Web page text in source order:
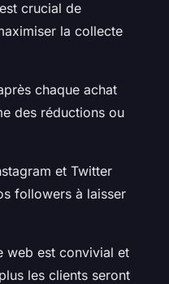
crucial de
la collecte
chaque achat
des réductions ou
et Twitter
followers à laisser
web est convivial et
les clients seront